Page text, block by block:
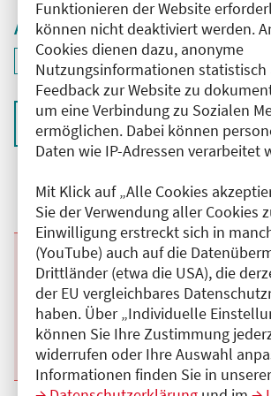
Funktionieren der Website
können nicht deaktiviert werden.
Cookies dienen dazu, anonyme
Nutzungsinformationen statistisch
Feedback zur Website zu
um eine Verbindung zu Sozialen
ermöglichen. Dabei können
Daten wie IP-Adressen verarbeitet
Mit Klick auf „Alle Cookies
Sie der Verwendung aller Cookies
Einwilligung erstreckt sich in
(YouTube) auch auf die
Drittländer (etwa die USA), die
der EU vergleichbares
haben. Über „Individuelle
können Sie Ihre Zustimmung
widerrufen oder Ihre Auswahl
Informationen finden Sie in unserer
Aktive Filter
Filter
ID: ANT-2504315
deaktivieren und
Sortieren nach
Beginn:
26.11.2026 Ende und Anfangszeit:
-26.11.2026,17:00 Uhr
Veranstaltungstitel:
Clinical Trialist
Veranstaltungsort:
Online
Kategorie:A
Fortbildungspunkte:1
Details anzeigen